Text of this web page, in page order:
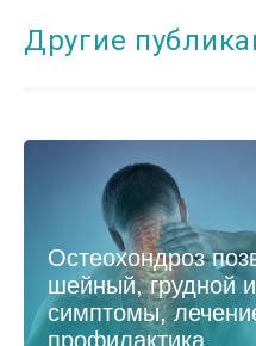
Другие
Остеохондроз
шейный, грудной
симптомы,
профилактика